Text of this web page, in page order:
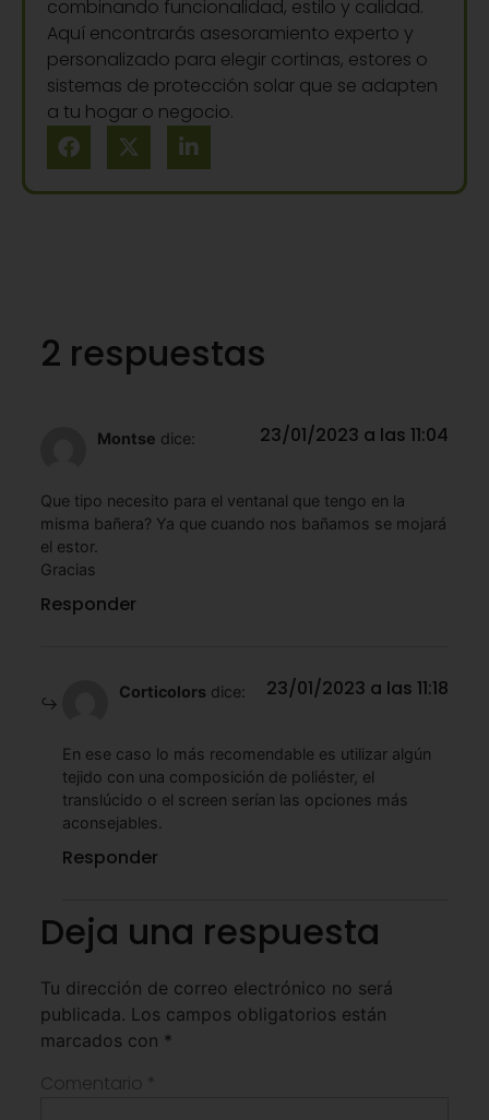
combinando funcionalidad, estilo y calidad.
Aquí encontrarás asesoramiento experto y
personalizado para elegir cortinas, estores o
sistemas de protección solar que se adapten
a tu hogar o negocio.
2 respuestas
Montse dice: 23/01/2023 a las 11:04
Que tipo necesito para el ventanal que tengo en la
misma bañera? Ya que cuando nos bañamos se mojará
el estor.
Gracias
Responder
Corticolors dice: 23/01/2023 a las 11:18
En ese caso lo más recomendable es utilizar algún
tejido con una composición de poliéster, el
translúcido o el screen serían las opciones más
aconsejables.
Responder
Deja una respuesta
Tu dirección de correo electrónico no será
publicada. Los campos obligatorios están
marcados con *
Comentario